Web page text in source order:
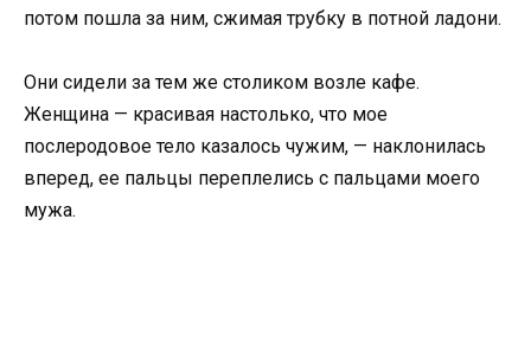
потом пошла за ним, сжимая трубку в потной ладони.
Они сидели за тем же столиком возле кафе.
Женщина — красивая настолько, что мое
послеродовое тело казалось чужим, — наклонилась
вперед, ее пальцы переплелись с пальцами моего
мужа.